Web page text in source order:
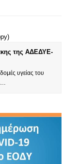
της ΑΔΕΔΥE-
υγείας του